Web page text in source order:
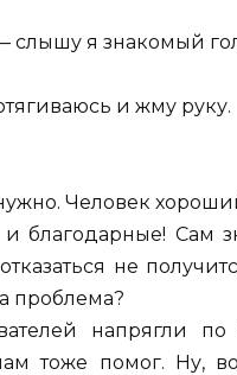
слышу я знакомый
и жму руку.
Человек
благодарные! Сам
не
проблема?
напрягли
тоже помог. Ну,